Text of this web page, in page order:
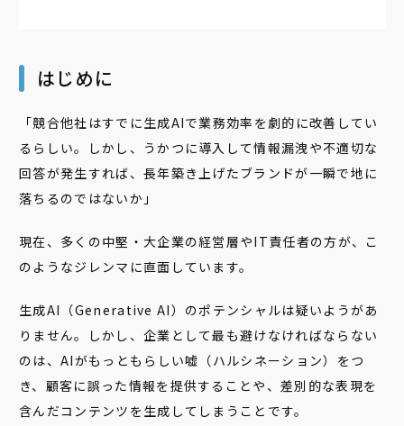
はじめに
「競合他社はすでに生成AIで業務効率を劇的に改善してい
るらしい。しかし、うかつに導入して情報漏洩や不適切な
回答が発生すれば、長年築き上げたブランドが一瞬で地に
落ちるのではないか」
現在、多くの中堅・大企業の経営層やIT責任者の方が、こ
のようなジレンマに直面しています。
生成AI（Generative AI）のポテンシャルは疑いようがあ
りません。しかし、企業として最も避けなければならない
のは、AIがもっともらしい嘘（ハルシネーション）をつ
き、顧客に誤った情報を提供することや、差別的な表現を
含んだコンテンツを生成してしまうことです。